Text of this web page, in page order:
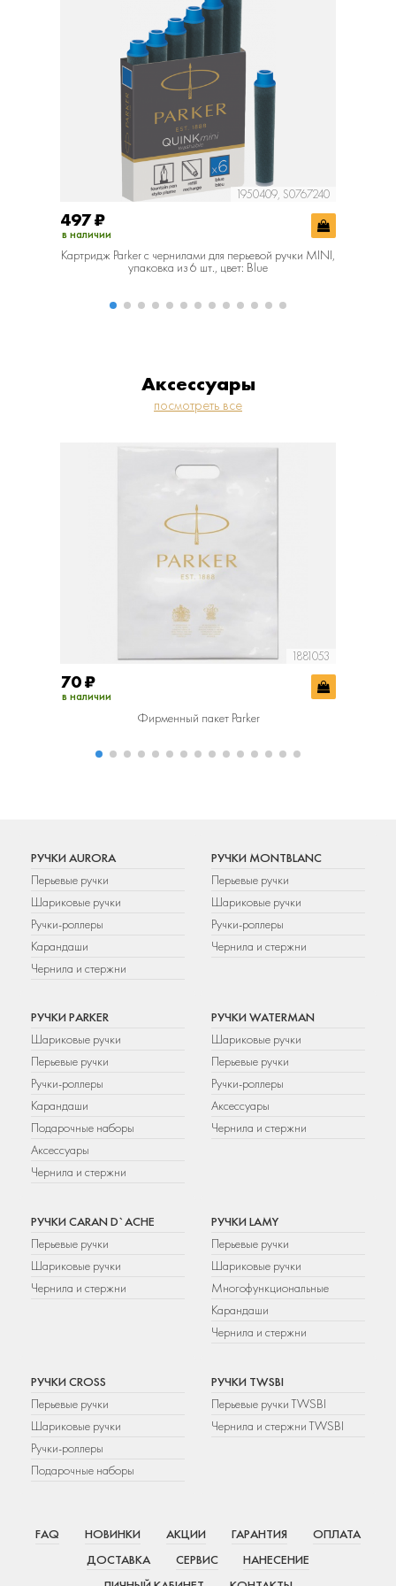
1950409, S0767240
497₽
в наличии
Картридж Parker с чернилами для перьевой ручки MINI,
упаковка из 6 шт., цвет: Blue
Аксессуары
посмотреть все
1881053
70₽
в наличии
Фирменный пакет Parker
РУЧКИ AURORA
Перьевые ручки
Шариковые ручки
Ручки-роллеры
Карандаши
Чернила и стержни
РУЧКИ MONTBLANC
Перьевые ручки
Шариковые ручки
Ручки-роллеры
Чернила и стержни
РУЧКИ PARKER
Шариковые ручки
Перьевые ручки
Ручки-роллеры
Карандаши
Подарочные наборы
Аксессуары
Чернила и стержни
РУЧКИ WATERMAN
Шариковые ручки
Перьевые ручки
Ручки-роллеры
Аксессуары
Чернила и стержни
РУЧКИ CARAN D`ACHE
Перьевые ручки
Шариковые ручки
Чернила и стержни
РУЧКИ LAMY
Перьевые ручки
Шариковые ручки
Многофункциональные
Карандаши
Чернила и стержни
РУЧКИ CROSS
Перьевые ручки
Шариковые ручки
Ручки-роллеры
Подарочные наборы
РУЧКИ TWSBI
Перьевые ручки TWSBI
Чернила и стержни TWSBI
FAQ НОВИНКИ АКЦИИ ГАРАНТИЯ
ОПЛАТА
ДОСТАВКА
СЕРВИС
НАНЕСЕНИЕ